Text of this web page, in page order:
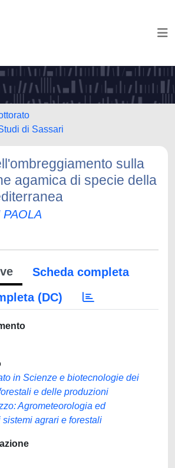
di Sassari
sulla
agamica di specie della
Scheda completa
(DC)
in Scienze e biotecnologie dei
e delle produzioni
Agrometeorologia ed
agrari e forestali